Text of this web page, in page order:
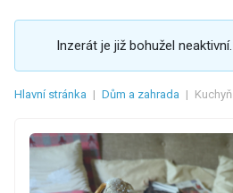
Inzerát je již bohužel neaktivní.
Hlavní stránka | Dům a zahrada | Kuchyň